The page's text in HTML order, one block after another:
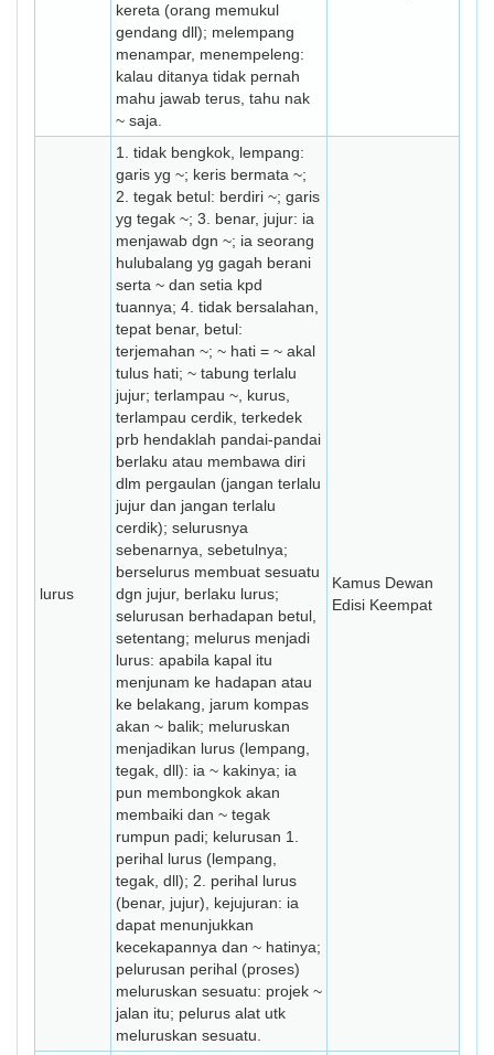
kereta (orang memukul
gendang dll); melempang
menampar, menempeleng:
kalau ditanya tidak pernah
mahu jawab terus, tahu nak
~ saja.
lurus
1. tidak bengkok, lempang:
garis yg ~; keris bermata ~;
2. tegak betul: berdiri ~; garis
yg tegak ~; 3. benar, jujur: ia
menjawab dgn ~; ia seorang
hulubalang yg gagah berani
serta ~ dan setia kpd
tuannya; 4. tidak bersalahan,
tepat benar, betul:
terjemahan ~; ~ hati = ~ akal
tulus hati; ~ tabung terlalu
jujur; terlampau ~, kurus,
terlampau cerdik, terkedek
prb hendaklah pandai-pandai
berlaku atau membawa diri
dlm pergaulan (jangan terlalu
jujur dan jangan terlalu
cerdik); selurusnya
sebenarnya, sebetulnya;
berselurus membuat sesuatu
dgn jujur, berlaku lurus;
selurusan berhadapan betul,
setentang; melurus menjadi
lurus: apabila kapal itu
menjunam ke hadapan atau
ke belakang, jarum kompas
akan ~ balik; meluruskan
menjadikan lurus (lempang,
tegak, dll): ia ~ kakinya; ia
pun membongkok akan
membaiki dan ~ tegak
rumpun padi; kelurusan 1.
perihal lurus (lempang,
tegak, dll); 2. perihal lurus
(benar, jujur), kejujuran: ia
dapat menunjukkan
kecekapannya dan ~ hatinya;
pelurusan perihal (proses)
meluruskan se­suatu: projek ~
jalan itu; pelurus alat utk
meluruskan sesuatu.
Kamus Dewan
Edisi Keempat